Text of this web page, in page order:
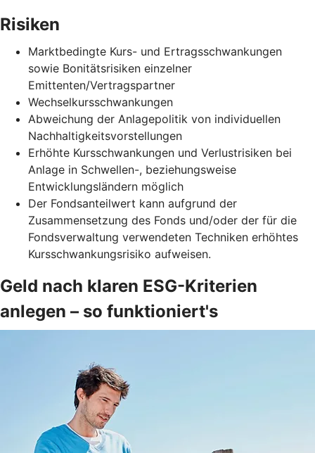
Risiken
Marktbedingte Kurs- und Ertragsschwankungen
sowie Bonitätsrisiken einzelner
Emittenten/Vertragspartner
Wechselkursschwankungen
Abweichung der Anlagepolitik von individuellen
Nachhaltigkeitsvorstellungen
Erhöhte Kursschwankungen und Verlustrisiken bei
Anlage in Schwellen-, beziehungsweise
Entwicklungsländern möglich
Der Fondsanteilwert kann aufgrund der
Zusammensetzung des Fonds und/oder der für die
Fondsverwaltung verwendeten Techniken erhöhtes
Kursschwankungsrisiko aufweisen.
Geld nach klaren ESG-Kriterien
anlegen – so funktioniert's